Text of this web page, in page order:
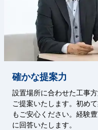
確かな提案力
設置場所に合わせた工事
ご提案いたします。初め
もご安心ください。経験
に回答いたします。